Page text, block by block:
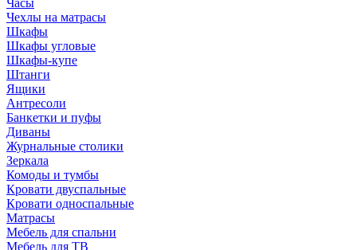
Чехлы на матрасы
Шкафы
Шкафы угловые
Шкафы-купе
Штанги
Ящики
Антресоли
Банкетки и пуфы
Диваны
Журнальные столики
Зеркала
Комоды и тумбы
Кровати двуспальные
Кровати односпальные
Матрасы
Мебель для спальни
Мебель для ТВ